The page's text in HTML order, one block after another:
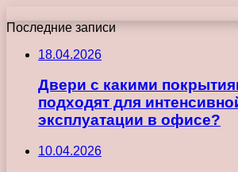
Последние записи
18.04.2026
Двери с какими
подходят для
эксплуатации в офисе?
10.04.2026